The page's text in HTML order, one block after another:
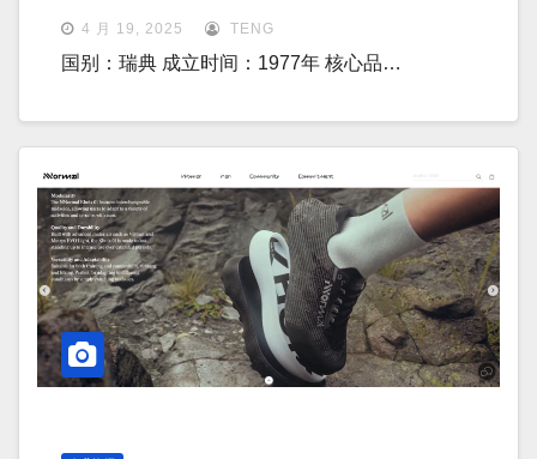
4 月 19, 2025 TENG
国别：瑞典 成立时间：1977年 核心品…